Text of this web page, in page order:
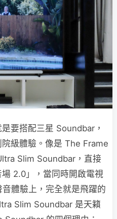
要搭配三星 Soundbar，
級體驗。像是 The Frame
Slim Soundbar，直接
2.0」，當同時開啟電視
體驗上，完全就是飛躍的
Slim Soundbar 是天籟